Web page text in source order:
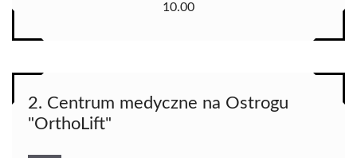
10.00
2. Centrum medyczne na Ostrogu
"OrthoLift"